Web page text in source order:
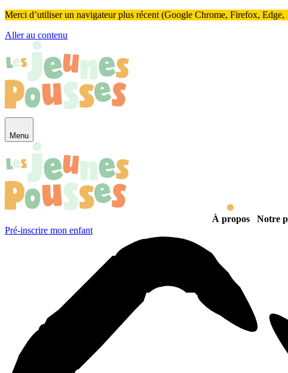
Merci d’utiliser un navigateur plus récent (Google Chrome, Firefox,
Aller au contenu
Menu
À propos Notre
Pré-inscrire mon enfant